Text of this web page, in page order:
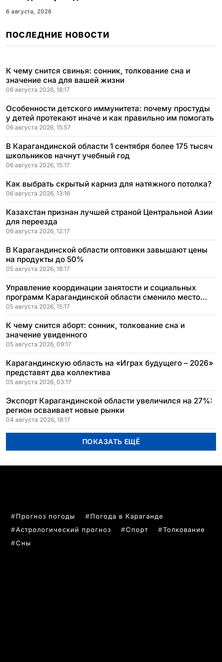
6 августа, 2026
ПОСЛЕДНИЕ НОВОСТИ
К чему снится свинья: сонник, толкование сна и
значение сна для вашей жизни
06 августа 2026, 18:17
Особенности детского иммунитета: почему простуды
у детей протекают иначе и как правильно им помогать
06 августа 2026, 15:57
В Карагандинской области 1 сентября более 175 тысяч
школьников начнут учебный год
06 августа 2026, 15:17
Как выбрать скрытый карниз для натяжного потолка?
06 августа 2026, 13:16
Казахстан признан лучшей страной Центральной Азии
для переезда
06 августа 2026, 12:17
В Карагандинской области оптовики завышают цены
на продукты до 50%
05 августа 2026, 18:17
Управление координации занятости и социальных
программ Карагандинской области сменило место
расположения
05 августа 2026, 15:17
К чему снится аборт: сонник, толкование сна и
значение увиденного
05 августа 2026, 09:17
Карагандинскую область на «Играх будущего – 2026»
представят два коллектива
05 августа 2026, 03:17
Экспорт Карагандинской области увеличился на 27%:
регион осваивает новые рынки
04 августа 2026, 18:17
ПОКАЗАТЬ ЕЩЁ
Прогноз погоды
Погода в Караганде
Астрологический прогноз
Спорт
Толкование
Сны